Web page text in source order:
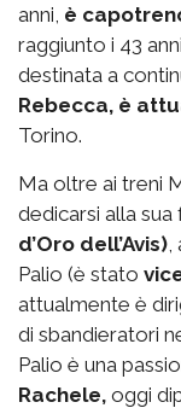
anni, è
raggiunto i 43
destinata a
Rebecca, è
Torino.
Ma oltre ai treni
dedicarsi alla
d’Oro dell’Avis)
Palio (è stato
attualmente è
di sbandieratori
Palio è una
Rachele, oggi